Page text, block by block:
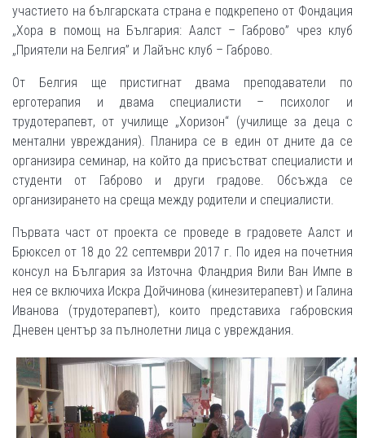
участието на българската страна е подкрепено от Фондация
„Хора в помощ на България: Аалст – Габрово” чрез клуб
„Приятели на Белгия” и Лайънс клуб – Габрово.
От Белгия ще пристигнат двама преподаватели по
ерготерапия и двама специалисти – психолог и
трудотерапевт, от училище „Хоризон“ (училище за деца с
ментални увреждания). Планира се в един от дните да се
организира семинар, на който да присъстват специалисти и
студенти от Габрово и други градове. Обсъжда се
организирането на среща между родители и специалисти.
Първата част от проекта се проведе в градовете Аалст и
Брюксел от 18 до 22 септември 2017 г. По идея на почетния
консул на България за Източна Фландрия Вили Ван Импе в
нея се включиха Искра Дойчинова (кинезитерапевт) и Галина
Иванова (трудотерапевт), които представиха габровския
Дневен център за пълнолетни лица с увреждания.